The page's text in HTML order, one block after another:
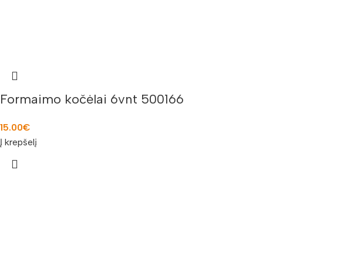
Formaimo kočėlai 6vnt 500166
15.00€
Į krepšelį